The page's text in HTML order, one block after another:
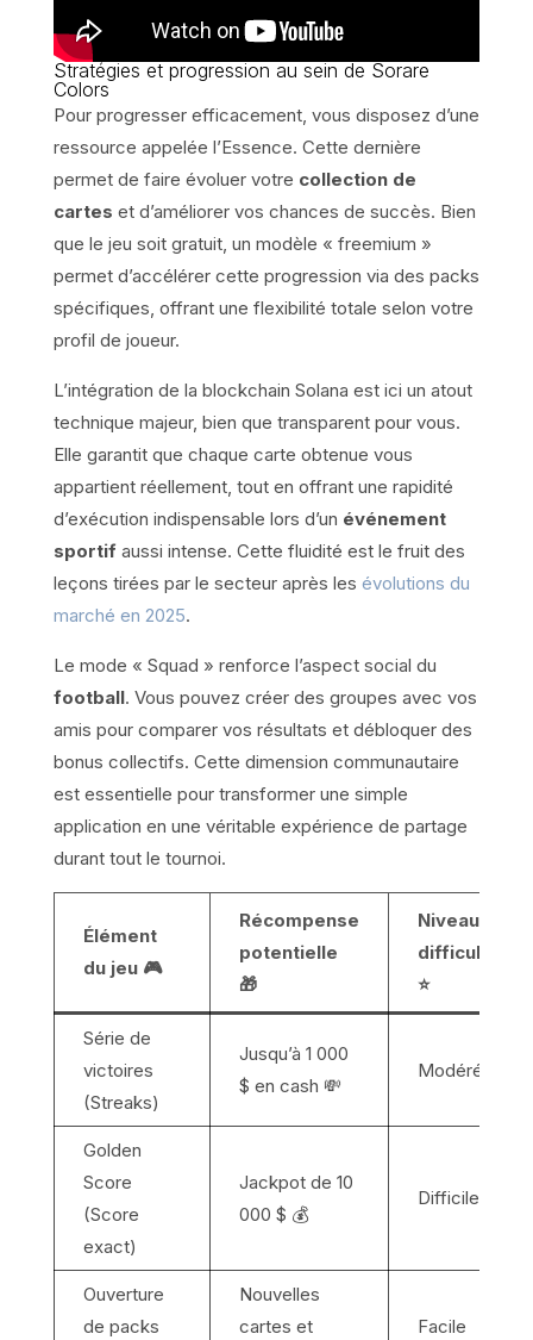
Stratégies et progression au sein de Sorare
Colors
Pour progresser efficacement, vous disposez d’une
ressource appelée l’Essence. Cette dernière
permet de faire évoluer votre collection de
cartes et d’améliorer vos chances de succès. Bien
que le jeu soit gratuit, un modèle « freemium »
permet d’accélérer cette progression via des packs
spécifiques, offrant une flexibilité totale selon votre
profil de joueur.
L’intégration de la blockchain Solana est ici un atout
technique majeur, bien que transparent pour vous.
Elle garantit que chaque carte obtenue vous
appartient réellement, tout en offrant une rapidité
d’exécution indispensable lors d’un événement
sportifaussi intense. Cette fluidité est le fruit des
leçons tirées par le secteur après les évolutions du
marché en 2025.
Le mode « Squad » renforce l’aspect social du
football. Vous pouvez créer des groupes avec vos
amis pour comparer vos résultats et débloquer des
bonus collectifs. Cette dimension communautaire
est essentielle pour transformer une simple
application en une véritable expérience de partage
durant tout le tournoi.
Élément
du jeu 🎮
Récompense
potentielle
🎁
Niveau de
difficulté
⭐
Série de
victoires
(Streaks)
Jusqu’à 1 000
$ en cash 💸
Modéré
Golden
Score
(Score
exact)
Jackpot de 10
000 $ 💰
Difficile
Ouverture
de packs
Nouvelles
cartes et
Facile